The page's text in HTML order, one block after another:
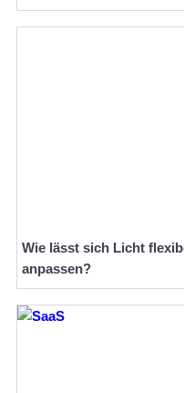
Wie lässt sich Licht
anpassen?